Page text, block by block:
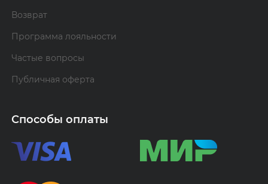
Возврат
Программа лояльности
Частые вопросы
Публичная оферта
Способы оплаты